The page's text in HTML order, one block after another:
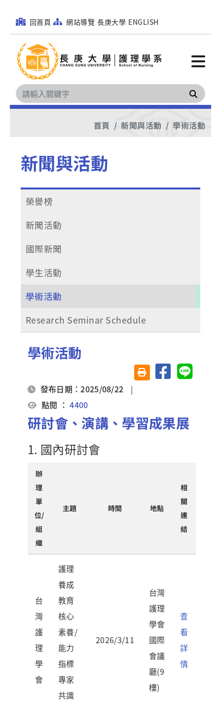
回首頁 網站導覽 長庚大學 ENGLISH
搜尋
首頁 新聞與活動 學術活動
新聞與活動
榮譽榜
新聞活動
國際新聞
學生活動
學術活動
Research Seminar Schedule
學術活動
友善列印(另開視窗)
分享至臉書分享至
發布日期：2025/08/22
|
點閱 ：4400
研討會、演講、學習成果展
1. 國內研討會
辦
理
單
位/
組
織
主題 時間 地點
相
關
連
結
台
灣
護
理
學
會
護理
養成
教育
核心
素養/
能力
指標
專家
共識
2026/3/11
台灣
護理
學會
國際
會議
廳(9
樓)
查
看
詳
情